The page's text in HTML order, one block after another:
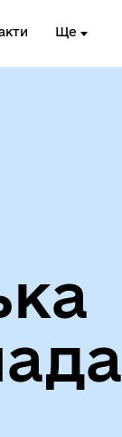
Ще
Герої не вмирають